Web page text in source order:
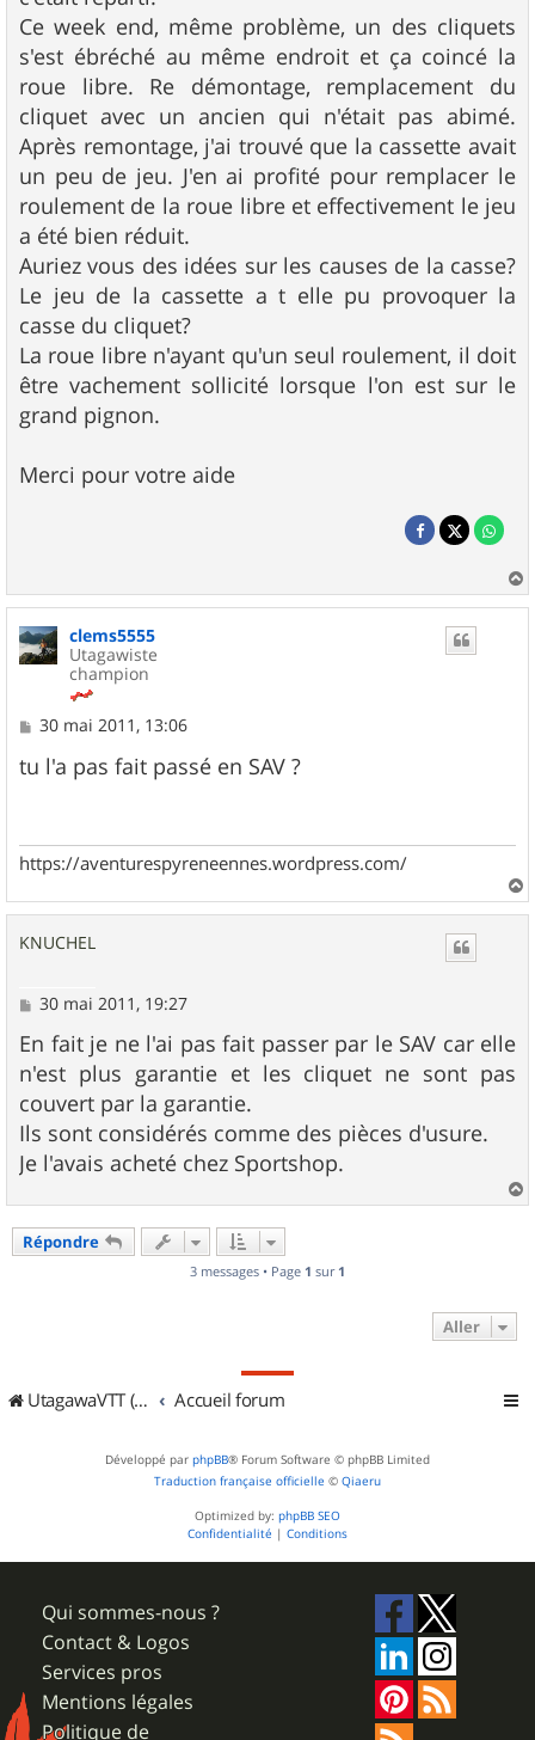
Ce week end, même problème, un des cliquets
s'est ébréché au même endroit et ça coincé la
roue libre. Re démontage, remplacement du
cliquet avec un ancien qui n'était pas abimé.
Après remontage, j'ai trouvé que la cassette avait
un peu de jeu. J'en ai profité pour remplacer le
roulement de la roue libre et effectivement le jeu
a été bien réduit.
Auriez vous des idées sur les causes de la casse?
Le jeu de la cassette a t elle pu provoquer la
casse du cliquet?
La roue libre n'ayant qu'un seul roulement, il doit
être vachement sollicité lorsque l'on est sur le
grand pignon.
Merci pour votre aide
a
clems5555
Utagawiste
champion
M
s
s
30 mai 2011, 13:06
tu l'a pas fait passé en SAV ?
https://aventurespyreneennes.wordpress.com/
a
KNUCHEL
M
s
s
a
g
e
30 mai 2011, 19:27
En fait je ne l'ai pas fait passer par le SAV car elle
n'est plus garantie et les cliquet ne sont pas
couvert par la garantie.
Ils sont considérés comme des pièces d'usure.
Je l'avais acheté chez Sportshop.
a
Répondre
3 messages • Page 1 sur 1
Aller
UtagawaVTT (Randos VTT et VTTAE avec traces GPS) Accueil forum
Développé par phpBB® Forum Software © phpBB Limited
Traduction française officielle © Qiaeru
Optimized by: phpBB SEO
Confidentialité | Conditions
Qui sommes-nous ?
Contact & Logos
Services pros
Mentions légales
Politique de